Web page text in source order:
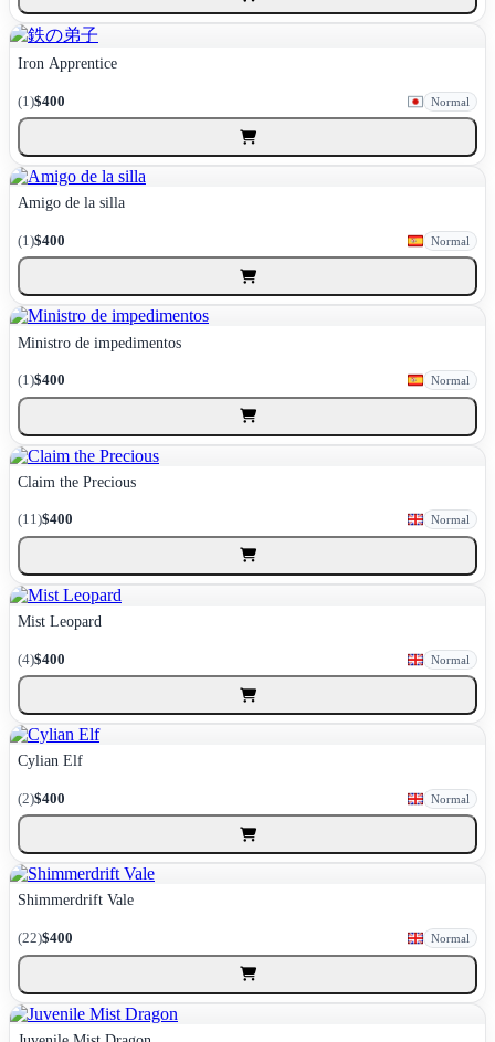
Iron Apprentice
(1)$400 Normal
Amigo de la silla
(1)$400 Normal
Ministro de impedimentos
(1)$400 Normal
Claim the Precious
(11)$400 Normal
Mist Leopard
(4)$400 Normal
Cylian Elf
(2)$400 Normal
Shimmerdrift Vale
(22)$400 Normal